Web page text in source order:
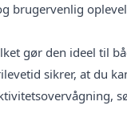
brugervenlig
gør den ideel til
sikrer, at du